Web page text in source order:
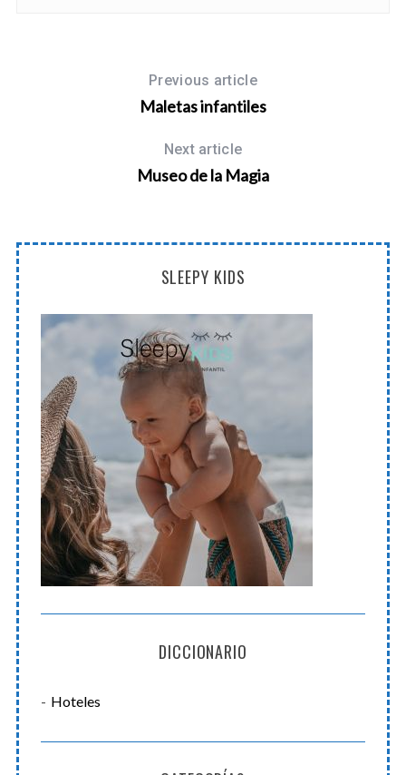
Previous article
Maletas infantiles
Next article
Museo de la Magia
SLEEPY KIDS
DICCIONARIO
Hoteles